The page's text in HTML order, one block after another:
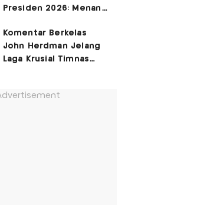
Presiden 2026: Menang
Rebut Peringkat Ke-3!
Komentar Berkelas
John Herdman Jelang
Laga Krusial Timnas